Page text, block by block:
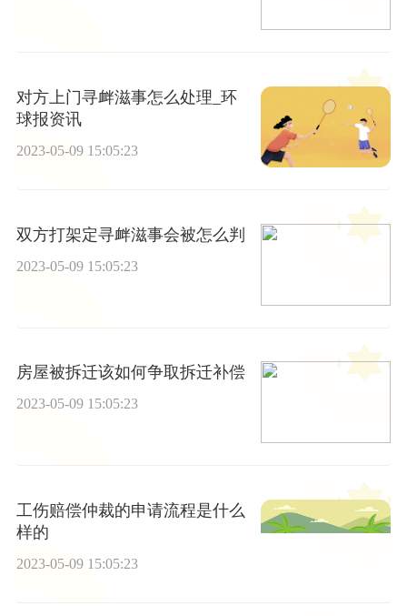
对方上门寻衅滋事怎么处理_环
球报资讯
2023-05-09 15:05:23
双方打架定寻衅滋事会被怎么判
2023-05-09 15:05:23
房屋被拆迁该如何争取拆迁补偿
2023-05-09 15:05:23
工伤赔偿仲裁的申请流程是什么
样的
2023-05-09 15:05:23